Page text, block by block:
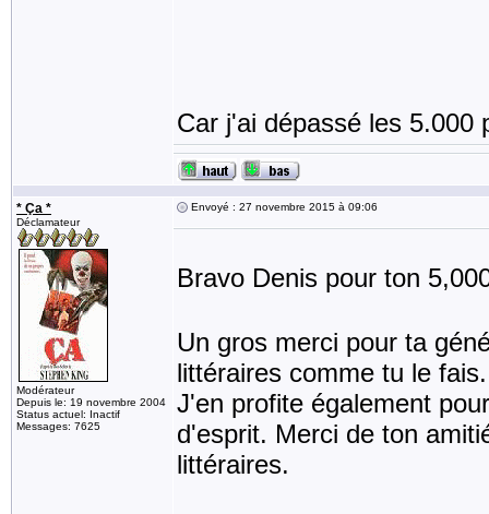
Car j'ai dépassé les 5.000
* Ça *
Déclamateur
Modérateur
Depuis le: 19 novembre 2004
Status actuel: Inactif
Messages: 7625
Envoyé : 27 novembre 2015 à 09:06
Bravo Denis pour ton
Un gros merci pour ta
littéraires comme tu le fais.
J'en profite également
d'esprit. Merci de ton
littéraires.